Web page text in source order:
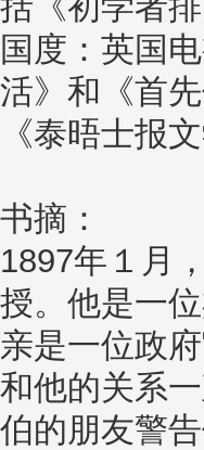
国度：英国
活》和《首
《泰晤士报
书摘：
1897年１月
授。他是一
亲是一位政
和他的关系
伯的朋友警